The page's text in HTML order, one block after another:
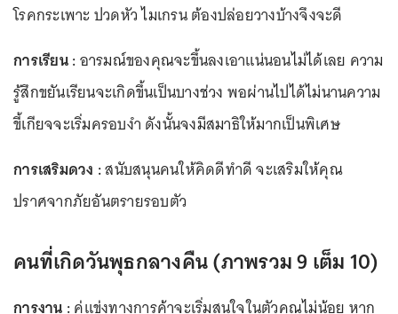
โรคกระเพาะ ปวดหัว ไมเกรน ต้องปล่อยวางบ้างจึงจะดี
การเรียน :อารมณ์ของคุณจะขึ้นลงเอาแน่นอนไม่ได้เลย ความ
รู้สึกขยันเรียนจะเกิดขึ้นเป็นบางช่วง พอผ่านไปได้ไม่นานความ
ขี้เกียจจะเริ่มครอบงำ ดังนั้นจงมีสมาธิให้มากเป็นพิเศษ
การเสริมดวง :สนับสนุนคนให้คิดดีทำดี จะเสริมให้คุณ
ปราศจากภัยอันตรายรอบตัว
คนที่เกิดวันพุธกลางคืน (ภาพรวม 9 เต็ม 10)
การงาน :คู่แข่งทางการค้าจะเริ่มสนใจในตัวคุณไม่น้อย หาก